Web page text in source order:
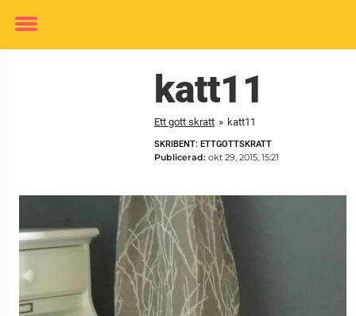
Toggle
katt11
Ett gott skratt » katt11
SKRIBENT: ETTGOTTSKRATT
Publicerad: okt 29, 2015, 15:21